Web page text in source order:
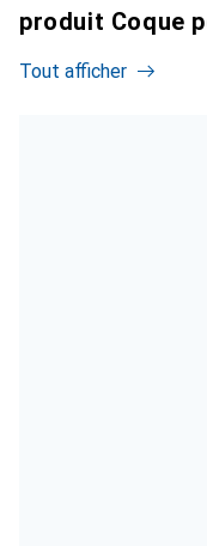
produit Coque
Tout afficher